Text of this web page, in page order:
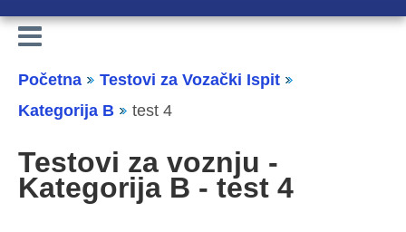
Početna
Testovi za Vozački Ispit
Kategorija B
test 4
Testovi za voznju -
Kategorija B - test 4